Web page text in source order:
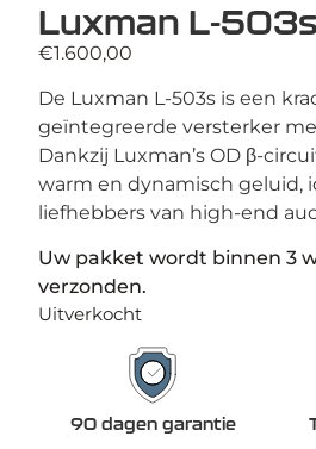
Luxman L-503s
€1.600,00
De Luxman L-503s is een
geïntegreerde versterker
Dankzij Luxman’s OD β-
warm en dynamisch geluid,
liefhebbers van high-end
Uw pakket wordt binnen 3
verzonden.
Uitverkocht
90 dagen garantie